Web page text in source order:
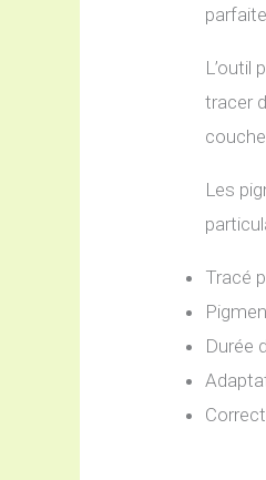
L’outil
tracer
Les
Tracé
Durée